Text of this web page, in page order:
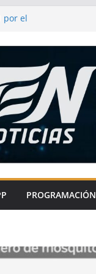
por el
y los
PROGRAMACIÓN